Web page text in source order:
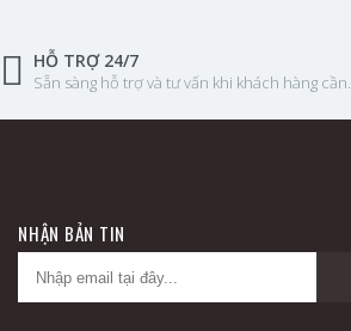
HỖ TRỢ 24/7
Sẵn sàng hỗ trợ và tư vấn khi khách hàng cần.
NHẬN BẢN TIN